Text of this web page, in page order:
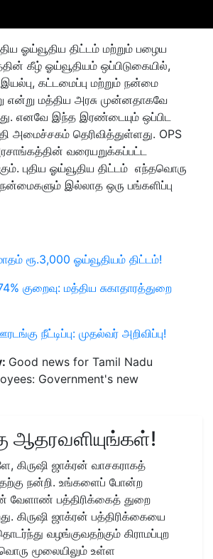
ஓய்வூதிய திட்டம் மற்றும் பழைய
கீழ் ஓய்வூதியம் ஒப்பிடுகையில்,
கட்டமைப்பு மற்றும் நன்மை
என்று மத்திய அரசு முன்னதாகவே
எனவே இந்த இரண்டையும் ஒப்பிட
அமைச்சகம் தெரிவித்துள்ளது. OPS
வரையறுக்கப்பட்ட
புதிய ஓய்வூதிய திட்டம் எந்தவொரு
இல்லாத ஒரு பங்களிப்பு
ரூ.3,000 ஓய்வூதியம் திட்டம்!
குறைவு: மத்திய சுகாதாரத்துறை
நீட்டிப்பு: முதல்வர் அறிவிப்பு!
Good news for Tamil Nadu
Government's new
ஆதரவளியுங்கள்!
கிருஷி ஜாக்ரன் வாசகராகத்
நன்றி. உங்களைப் போன்ற
வேளாண் பத்திரிக்கைத் துறை
கிருஷி ஜாக்ரன் பத்திரிக்கையை
வழங்குவதற்கும் கிராமப்புற
மூலையிலும் உள்ள